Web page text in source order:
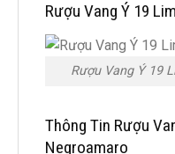
Rượu Vang Ý 19
Rượu Vang Ý 19
Thông Tin Rượu
Negroamaro